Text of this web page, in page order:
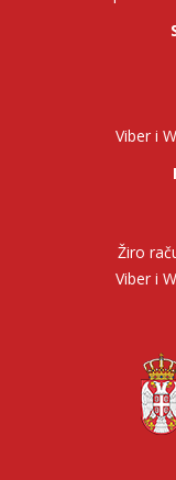
Viber i
Žiro
Viber i